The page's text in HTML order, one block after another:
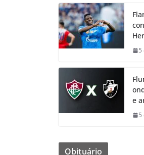
5
e
5
Obituário